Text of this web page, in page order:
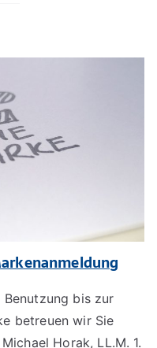
bis zur
betreuen wir Sie
Horak, LL.M. 1.